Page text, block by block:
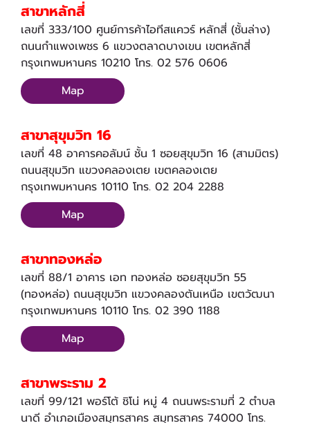
สาขาหลักสี่
เลขที่ 333/100 ศูนย์การค้าไอทีสแควร์ หลักสี่ (ชั้นล่าง)
ถนนกำแพงเพชร 6 แขวงตลาดบางเขน เขตหลักสี่
กรุงเทพมหานคร 10210 โทร. 02 576 0606
Map
สาขาสุขุมวิท 16
เลขที่ 48 อาคารคอลัมน์ ชั้น 1 ซอยสุขุมวิท 16 (สามมิตร)
ถนนสุขุมวิท แขวงคลองเตย เขตคลองเตย
กรุงเทพมหานคร 10110 โทร. 02 204 2288
Map
สาขาทองหล่อ
เลขที่ 88/1 อาคาร เอท ทองหล่อ ซอยสุขุมวิท 55
(ทองหล่อ) ถนนสุขุมวิท แขวงคลองตันเหนือ เขตวัฒนา
กรุงเทพมหานคร 10110 โทร. 02 390 1188
Map
สาขาพระราม 2
เลขที่ 99/121 พอร์โต้ ชิโน่ หมู่ 4 ถนนพระรามที่ 2 ตำบล
นาดี อำเภอเมืองสมุทรสาคร สมุทรสาคร 74000 โทร.